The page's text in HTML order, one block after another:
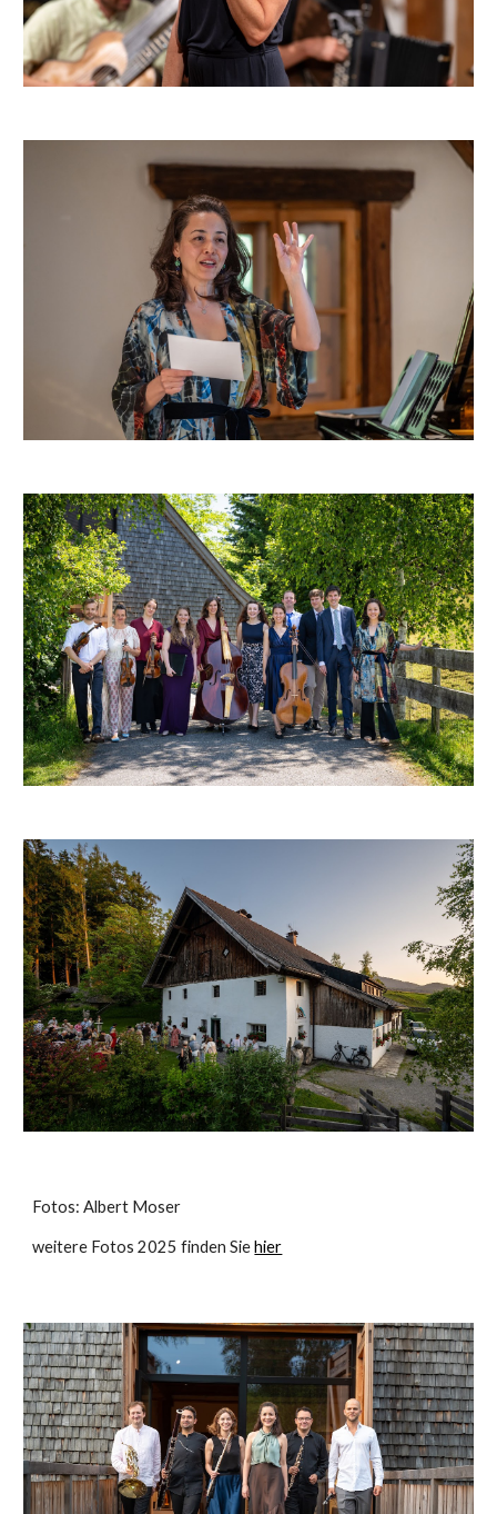
Fotos: Albert Moser
weitere Fotos 2025 finden Siehier